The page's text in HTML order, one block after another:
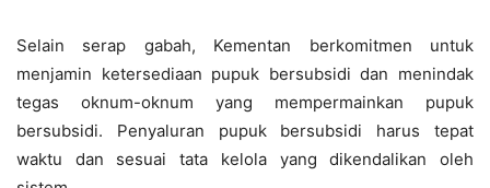
Selain serap gabah, Kementan berkomitmen untuk
menjamin ketersediaan pupuk bersubsidi dan menindak
tegas oknum-oknum yang mempermainkan pupuk
bersubsidi. Penyaluran pupuk bersubsidi harus tepat
waktu dan sesuai tata kelola yang dikendalikan oleh